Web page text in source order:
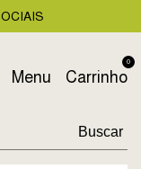
Menu Carrinho
0
Buscar